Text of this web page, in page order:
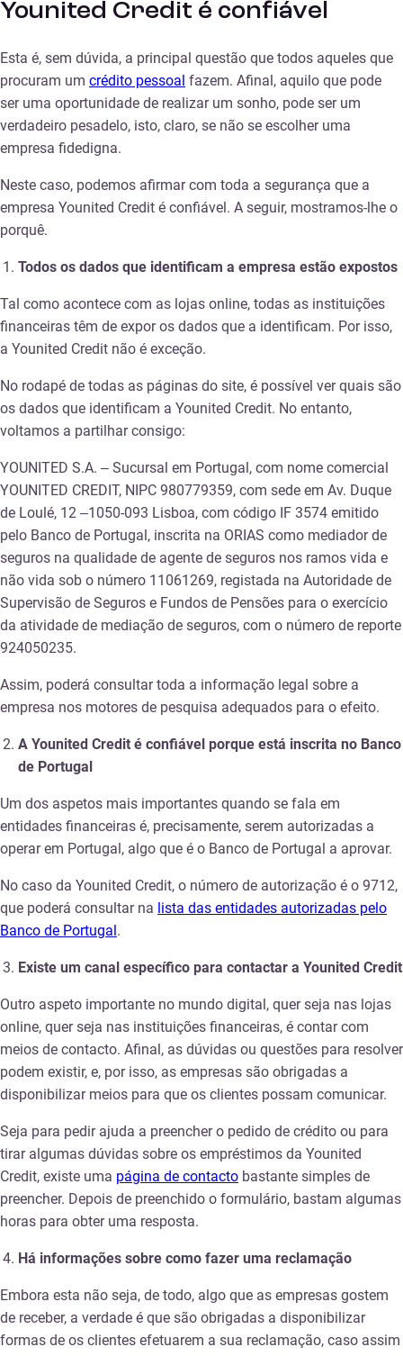
Younited Credit é confiável
Esta é, sem dúvida, a principal questão que todos aqueles que
procuram um crédito pessoal fazem. Afinal, aquilo que pode
ser uma oportunidade de realizar um sonho, pode ser um
verdadeiro pesadelo, isto, claro, se não se escolher uma
empresa fidedigna.
Neste caso, podemos afirmar com toda a segurança que a
empresa Younited Credit é confiável. A seguir, mostramos-lhe o
porquê.
Todos os dados que identificam a empresa estão expostos
Tal como acontece com as lojas online, todas as instituições
financeiras têm de expor os dados que a identificam. Por isso,
a Younited Credit não é exceção.
No rodapé de todas as páginas do site, é possível ver quais são
os dados que identificam a Younited Credit. No entanto,
voltamos a partilhar consigo:
YOUNITED S.A. – Sucursal em Portugal, com nome comercial
YOUNITED CREDIT, NIPC 980779359, com sede em Av. Duque
de Loulé, 12 –1050-093 Lisboa, com código IF 3574 emitido
pelo Banco de Portugal, inscrita na ORIAS como mediador de
seguros na qualidade de agente de seguros nos ramos vida e
não vida sob o número 11061269, registada na Autoridade de
Supervisão de Seguros e Fundos de Pensões para o exercício
da atividade de mediação de seguros, com o número de reporte
924050235.
Assim, poderá consultar toda a informação legal sobre a
empresa nos motores de pesquisa adequados para o efeito.
A Younited Credit é confiável porque está inscrita no Banco
de Portugal
Um dos aspetos mais importantes quando se fala em
entidades financeiras é, precisamente, serem autorizadas a
operar em Portugal, algo que é o Banco de Portugal a aprovar.
No caso da Younited Credit, o número de autorização é o 9712,
que poderá consultar na lista das entidades autorizadas pelo
Banco de Portugal.
Existe um canal específico para contactar a Younited Credit
Outro aspeto importante no mundo digital, quer seja nas lojas
online, quer seja nas instituições financeiras, é contar com
meios de contacto. Afinal, as dúvidas ou questões para resolver
podem existir, e, por isso, as empresas são obrigadas a
disponibilizar meios para que os clientes possam comunicar.
Seja para pedir ajuda a preencher o pedido de crédito ou para
tirar algumas dúvidas sobre os empréstimos da Younited
Credit, existe uma página de contacto bastante simples de
preencher. Depois de preenchido o formulário, bastam algumas
horas para obter uma resposta.
Há informações sobre como fazer uma reclamação
Embora esta não seja, de todo, algo que as empresas gostem
de receber, a verdade é que são obrigadas a disponibilizar
formas de os clientes efetuarem a sua reclamação, caso assim